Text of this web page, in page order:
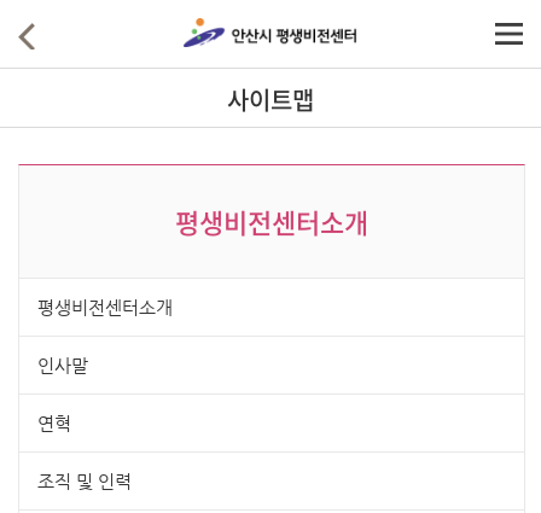
사이트맵
평생비전센터소개
평생비전센터소개
인사말
연혁
조직 및 인력